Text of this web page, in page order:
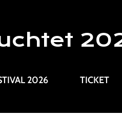
2026 TICKET